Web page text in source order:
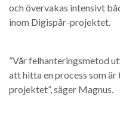
och övervakas intensivt
inom Digispår-projektet.
”Vår felhanteringsmetod
att hitta en process som
projektet”, säger Magnus.